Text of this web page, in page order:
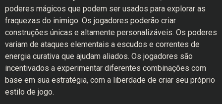
poderes mágicos que podem ser usados ​​para explorar as
fraquezas do inimigo. Os jogadores poderão criar
construções únicas e altamente personalizáveis. Os poderes
variam de ataques elementais a escudos e correntes de
energia curativa que ajudam aliados. Os jogadores são
incentivados a experimentar diferentes combinações com
base em sua estratégia, com a liberdade de criar seu próprio
estilo de jogo.